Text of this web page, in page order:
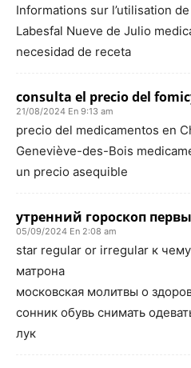
Informations sur l’utilisation
Labesfal Nueve de Julio
necesidad de receta
consulta el precio del
21/08/2024 En 9:13 am
precio del medicamentos en
Geneviève-des-Bois
un precio asequible
утренний гороскоп
05/09/2024 En 2:08 am
star regular or irregular к
матрона
московская молитвы о
сонник обувь снимать
лук